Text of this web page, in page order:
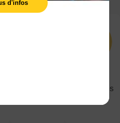
d'infos
de réussites